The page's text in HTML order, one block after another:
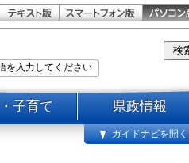
子育て 県政情報
ガイドナビを開く